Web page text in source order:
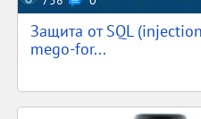
Защита от SQL
mego-for...